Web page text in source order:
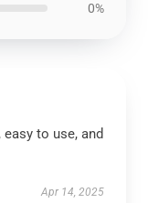
0%
to use, and
Apr 14, 2025